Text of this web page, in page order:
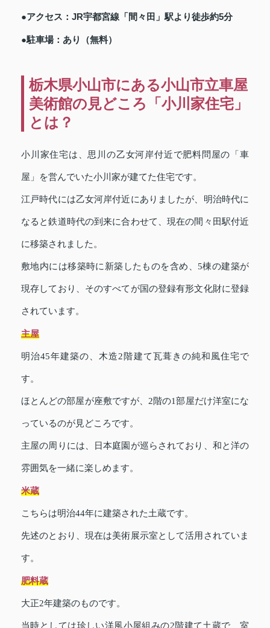
●アクセス：JR宇都宮線「間々田」駅より徒歩約5分
●駐車場：あり（無料）
栃木県小山市にある小山市立車屋
美術館の見どころ「小川家住宅」
とは？
小川家住宅は、思川の乙女河岸付近で肥料問屋の「車
屋」を営んでいた小川家が建てた住宅です。
江戸時代には乙女河岸付近にありましたが、明治時代に
なると鉄道時代の到来に合わせて、現在の間々田駅付近
に移築されました。
敷地内には移築時に新築したものを含め、5棟の建築が
現存しており、そのすべてが国の登録有形文化財に登録
されています。
主屋
明治45年建築の、木造2階建て瓦葺きの純和風住宅で
す。
ほとんどの部屋が座敷ですが、2階の1部屋だけ洋室にな
っているのが見どころです。
主屋の周りには、日本庭園が巡らされており、和と洋の
雰囲気を一緒に楽しめます。
米蔵
こちらは明治44年に建築された土蔵です。
先述のとおり、現在は美術展示室として活用されていま
す。
肥料蔵
大正2年建築のものです。
当時としては珍しい洋風小屋組みの2階建て土蔵で、室